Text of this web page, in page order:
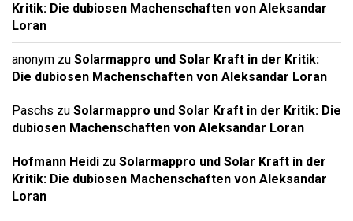
Kritik: Die dubiosen Machenschaften von Aleksandar
Loran
anonym zu Solarmappro und Solar Kraft in der Kritik:
Die dubiosen Machenschaften von Aleksandar Loran
Paschs zu Solarmappro und Solar Kraft in der Kritik: Die
dubiosen Machenschaften von Aleksandar Loran
Hofmann Heidi zu Solarmappro und Solar Kraft in der
Kritik: Die dubiosen Machenschaften von Aleksandar
Loran